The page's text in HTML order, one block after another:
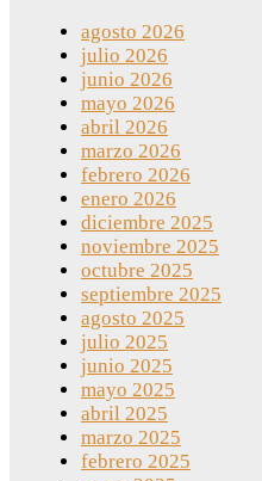
agosto 2026
julio 2026
junio 2026
mayo 2026
abril 2026
marzo 2026
febrero 2026
enero 2026
diciembre 2025
noviembre 2025
octubre 2025
septiembre 2025
agosto 2025
julio 2025
junio 2025
mayo 2025
abril 2025
marzo 2025
febrero 2025